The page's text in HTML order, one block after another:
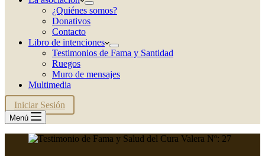
¿Quiénes somos?
Donativos
Contacto
Libro de intenciones
Testimonios de Fama y Santidad
Ruegos
Muro de mensajes
Multimedia
Iniciar Sesión
Menú